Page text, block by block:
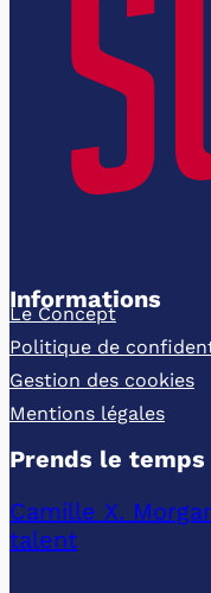
Informations
Le Concept
Politique de
Gestion des cookies
Mentions légales
Prends le
Camille X.
talent